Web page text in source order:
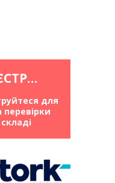
РЕЄСТРАЦІЯ
для